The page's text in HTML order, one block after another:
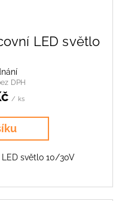
LED světlo
DPH
/ ks
světlo 10/30V